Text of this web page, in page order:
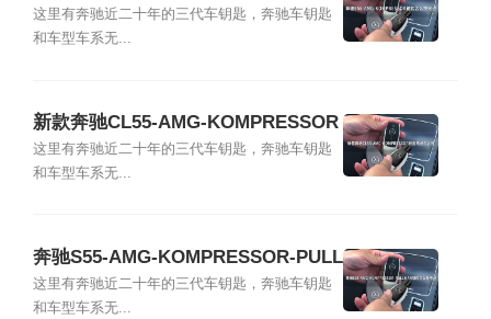
怎么换电池
这里有奔驰近二十年的三代车钥匙，奔驰车钥匙
和车型车系无...
新款奔驰CL55-AMG-KOMPRESSOR
钥匙电池怎么换
这里有奔驰近二十年的三代车钥匙，奔驰车钥匙
和车型车系无...
奔驰S55-AMG-KOMPRESSOR-PULL
MAN钥匙怎么换电池
这里有奔驰近二十年的三代车钥匙，奔驰车钥匙
和车型车系无...